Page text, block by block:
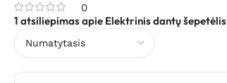
0
1 atsiliepimas apie Elektrinis dantų